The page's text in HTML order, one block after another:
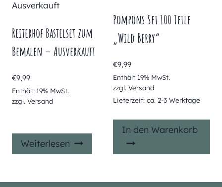
Reiterhof Bastelset zum
Bemalen – Ausverkauft
€9,99
Enthält 19% MwSt.
zzgl. Versand
Weiterlesen
Pompons Set 100 Teile
„Wild Berry“
€9,99
Enthält 19% MwSt.
zzgl. Versand
Lieferzeit: ca. 2-3 Werktage
In den Warenkorb